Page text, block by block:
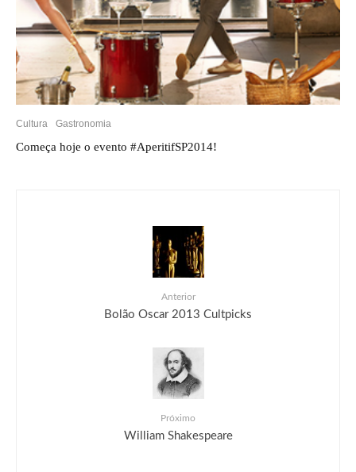
Cultura Gastronomia
Começa hoje o evento #AperitifSP2014!
Anterior
Bolão Oscar 2013 Cultpicks
Próximo
William Shakespeare